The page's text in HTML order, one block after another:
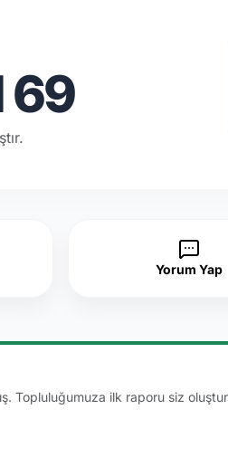
69
Yorum Yap
Topluluğumuza ilk raporu siz